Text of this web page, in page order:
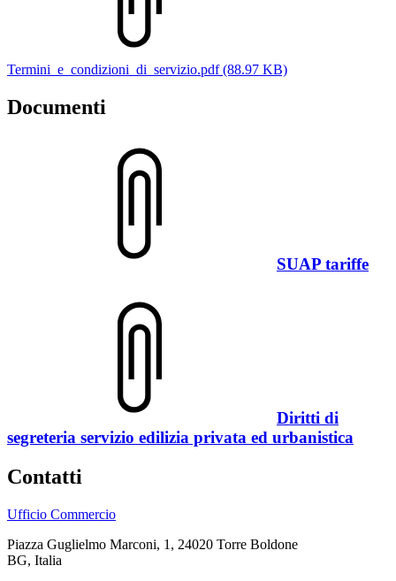
Termini_e_condizioni_di_servizio.pdf (88.97 KB)
Documenti
SUAP tariffe
Diritti di
segreteria servizio edilizia privata ed urbanistica
Contatti
Ufficio Commercio
Piazza Guglielmo Marconi, 1, 24020 Torre Boldone
BG, Italia